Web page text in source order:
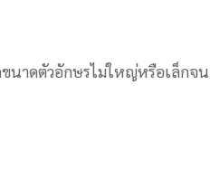
ขนาดตัวอักษรไม่ใหญ่หรือเล็กจน